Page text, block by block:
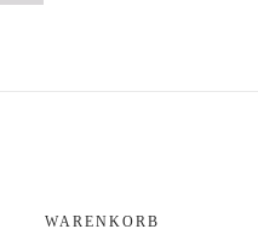
WARENKORB